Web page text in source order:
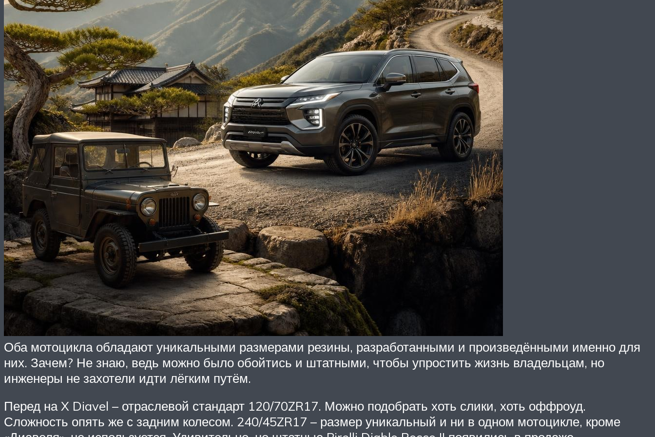
Оба мотоцикла обладают уникальными размерами резины, разработанными и произведёнными именно для
них. Зачем? Не знаю, ведь можно было обойтись и штатными, чтобы упростить жизнь владельцам, но
инженеры не захотели идти лёгким путём.
Перед на X Diavel – отраслевой стандарт 120/70ZR17. Можно подобрать хоть слики, хоть оффроуд.
Сложность опять же с задним колесом. 240/45ZR17 – размер уникальный и ни в одном мотоцикле, кроме